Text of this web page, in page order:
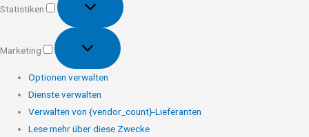
Statistiken
Marketing
Marketing
Optionen verwalten
Dienste verwalten
Verwalten von {vendor_count}-Lieferanten
Lese mehr über diese Zwecke